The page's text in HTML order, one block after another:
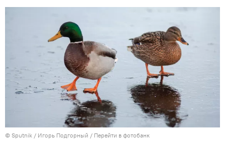
© Sputnik / Игорь Подгорный / Перейти в фотобанк